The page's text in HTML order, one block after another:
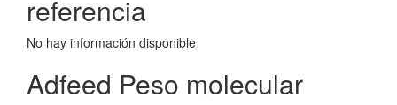
referencia
No hay información disponible
Adfeed Peso molecular